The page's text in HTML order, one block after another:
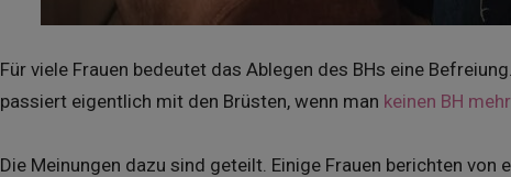
Für viele Frauen bedeutet das Ablegen des BHs eine
passiert eigentlich mit den Brüsten, wenn man keinen BH
Die Meinungen dazu sind geteilt. Einige Frauen berichten